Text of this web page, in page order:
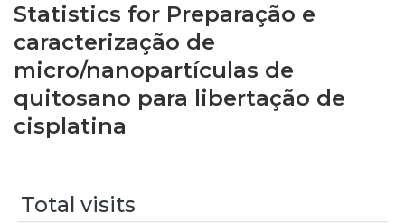
Browse repository
Entities
Statistics for Preparação e
caracterização de
micro/nanopartículas de
quitosano para libertação de
cisplatina
Total visits